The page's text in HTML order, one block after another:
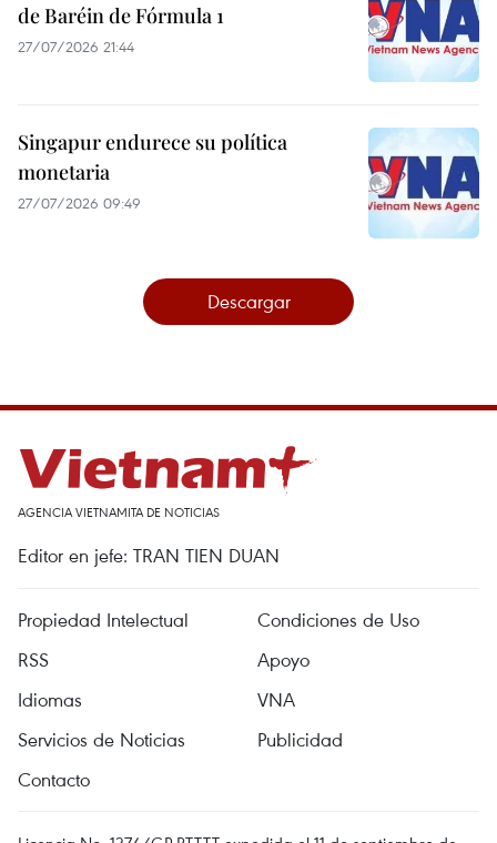
de Baréin de Fórmula 1
27/07/2026 21:44
Singapur endurece su política
monetaria
27/07/2026 09:49
Descargar
AGENCIA VIETNAMITA DE NOTICIAS
Editor en jefe: TRAN TIEN DUAN
Propiedad Intelectual
Condiciones de Uso
RSS
Apoyo
Idiomas
VNA
Servicios de Noticias
Publicidad
Contacto